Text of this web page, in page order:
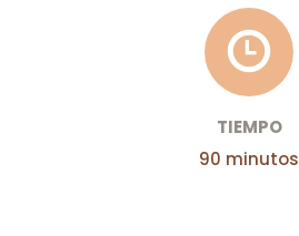
TIEMPO
90 minutos